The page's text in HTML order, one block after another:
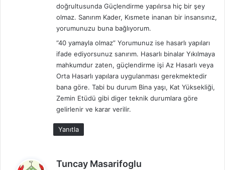
:
doğrultusunda Güçlendirme yapılırsa hiç bir şey
olmaz. Sanırım Kader, Kısmete inanan bir insansınız,
yorumunuzu buna bağlıyorum.
“40 yamayla olmaz” Yorumunuz ise hasarlı yapıları
ifade ediyorsunuz sanırım. Hasarlı binalar Yıkılmaya
mahkumdur zaten, güçlendirme işi Az Hasarlı veya
Orta Hasarlı yapılara uygulanması gerekmektedir
bana göre. Tabi bu durum Bina yaşı, Kat Yüksekliği,
Zemin Etüdü gibi diger teknik durumlara göre
gelirlenir ve karar verilir.
Yanıtla
Tuncay Masarifoglu